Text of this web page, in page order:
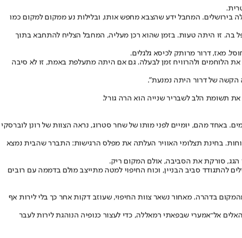
ירי על שכונת גילה בירושלים. המחבל ידע שהצבא מחפש אותו, ובלילות נע ממקום למקום כמו
בה. זו היתה טעות. בזמן שהוא רכן מעליה, המחבל הצליח להתחבא בתוך
מאז, דרור מרותק לכיסא גלגלים.
הלוחמים ולהרוויח זמן לבעלה. גם אם היתה מתעלפת באמת, זו לא סיבה
הקשה של דרור היתה נמנעת".
תשומת הלב לשבריר שנייה הוא הרה גורל.
באחד מהם, יומיים לפני מותו של שחר סטרוג, נראה הצוות של רונן לוברסקי
בחינת תצלומי האוויר העלתה את מפלס הרגישות: התברר שהבית נמצא
הגג, סורקת את הסביבה, אולם המקום ריק.
להתגודד סביב הבניין, וכוח החיפוי למטה מתייצב מולם בדממה עם רובים
בדהרה. מאחור נשאר צוות החיפוי, שעוזב דקות אחר כך בלי לירות אף
האלים אל־אמערי שבפאתי רמאללה, כדי לעצור כנופיה הנוהגת לירות לעבר